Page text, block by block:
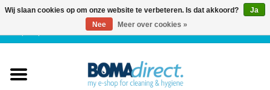
Wij slaan cookies op om onze website te verbeteren. Is dat akkoord?
Ja
Nee
Meer over cookies »